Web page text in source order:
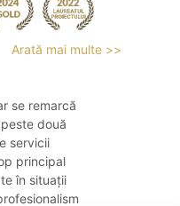
Arată mai multe >>
se remarcă
două
servicii
principal
în situații